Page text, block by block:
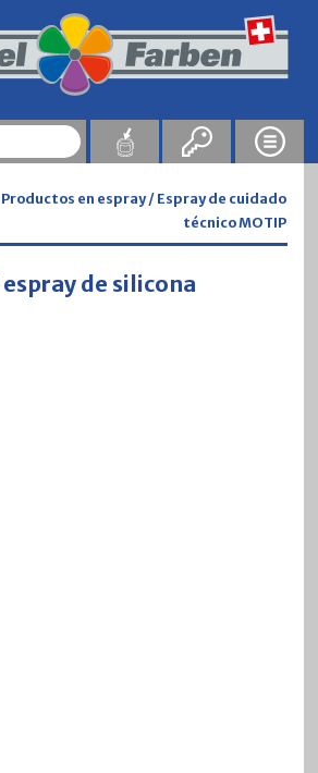
Productos en espray / Espray de cuidado
técnico MOTIP
de silicona